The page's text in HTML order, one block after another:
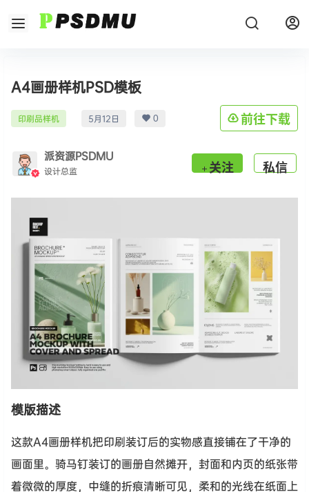
A4画册样机PSD模板
印刷品样机 5月12日 0 前往下载
派资源PSDMU
设计总监 关注 私信
模版描述
这款A4画册样机把印刷装订后的实物感直接铺在了干净的
画面里。骑马钉装订的画册自然摊开，封面和内页的纸张带
着微微的厚度，中缝的折痕清晰可见，柔和的光线在纸面上